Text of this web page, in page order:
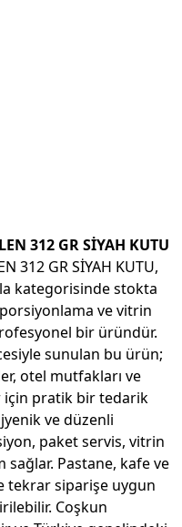
312 GR SİYAH KUTU
312 GR SİYAH KUTU,
kategorisinde stokta
ve vitrin
bir üründür.
sunulan bu ürün;
otel mutfakları ve
için pratik bir tedarik
ve düzenli
paket servis, vitrin
Pastane, kafe ve
tekrar siparişe uygun
Coşkun